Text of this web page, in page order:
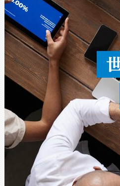
ることなく、
うにします。遠
密度なスキャ […]